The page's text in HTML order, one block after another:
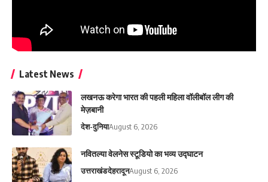
Latest News
लखनऊ करेगा भारत की पहली महिला वॉलीबॉल लीग की
मेज़बानी
देश-दुनियाAugust 6, 2026
नवितल्या वेलनेस स्टूडियो का भव्य उद्घाटन
उत्तराखंडदेहरादूनAugust 6, 2026